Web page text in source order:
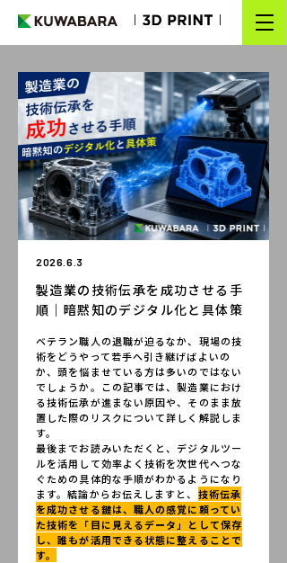
NEWS
SERVICE
GUIDE
MATERIAL
COLUMN
WORKS
FAQ
簡易見積り
2026.6.3
製造業の技術伝承を成功させる手
順｜暗黙知のデジタル化と具体策
ベテラン職人の退職が迫るなか、現場の技
術をどうやって若手へ引き継げばよいの
か、頭を悩ませている方は多いのではない
でしょうか。この記事では、製造業におけ
る技術伝承が進まない原因や、そのまま放
置した際のリスクについて詳しく解説しま
す。
最後までお読みいただくと、デジタルツー
ルを活用して効率よく技術を次世代へつな
ぐための具体的な手順がわかるようになり
ます。結論からお伝えしますと、 技術伝承
を成功させる鍵は、職人の感覚に頼ってい
た技術を「目に見えるデータ」として保存
し、誰もが活用できる状態に整えることで
す。